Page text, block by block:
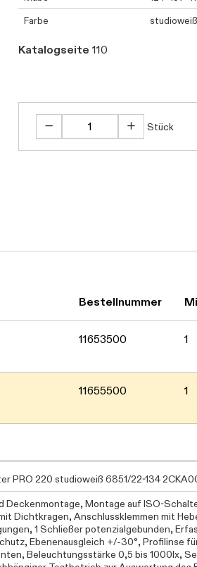
Farbe studioweiß
Katalogseite 110
Stück
Bestellnummer
11653500 1
11655500 1
PRO 220 studioweiß 6851/22-134
Deckenmontage, Montage auf ISO-
Dichtkragen, Anschlussklemmen mit
1 Schließer potenzialgebunden,
Ebenenausgleich +/-30°, Profilinse
Beleuchtungsstärke 0,5 bis 1000lx,